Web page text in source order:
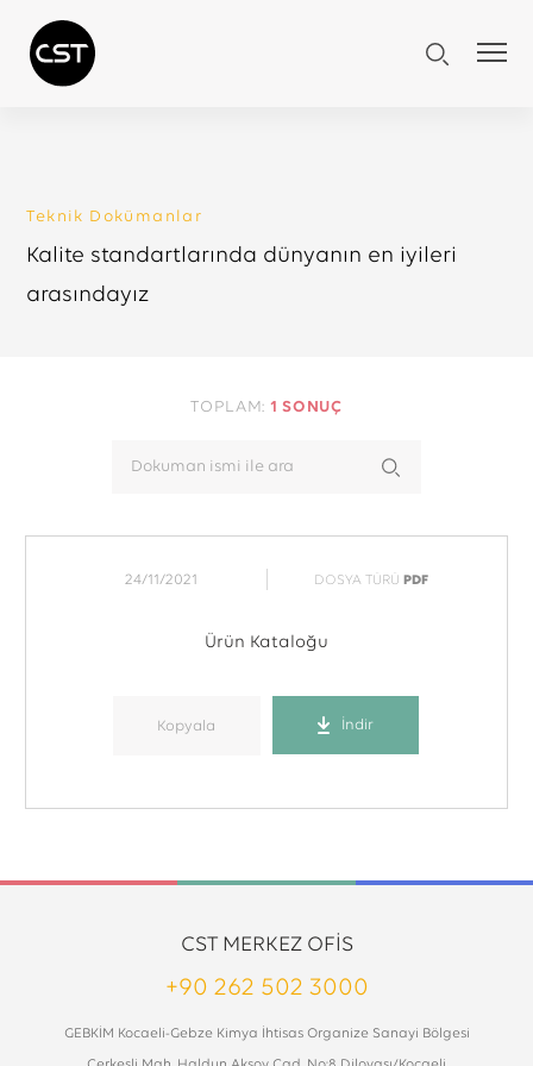
Teknik Dokümanlar
Kalite standartlarında dünyanın en iyileri
arasındayız
TOPLAM: 1 SONUÇ
24/11/2021 DOSYA TÜRÜ PDF
Ürün Kataloğu
Kopyala İndir
CST MERKEZ OFİS
+90 262 502 3000
GEBKİM Kocaeli-Gebze Kimya İhtisas Organize Sanayi Bölgesi